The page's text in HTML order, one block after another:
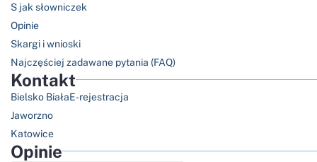
S jak słowniczek
Opinie
Skargi i wnioski
Najczęściej zadawane pytania (FAQ)
Kontakt
Bielsko Biała
Jaworzno
Katowice
E-rejestracja
Opinie